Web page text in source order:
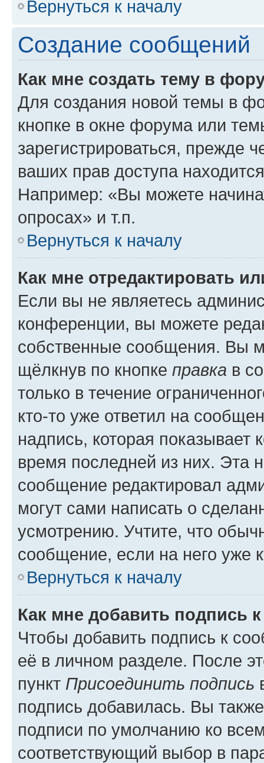
Вернуться к началу
Создание сообщений
Как мне создать тему в
Для создания новой темы в
кнопке в окне форума или
зарегистрироваться, прежде
ваших прав доступа
Например: «Вы можете
опросах» и т.п.
Вернуться к началу
Как мне отредактировать
Если вы не являетесь
конференции, вы можете
собственные сообщения. Вы
щёлкнув по кнопке правка в
только в течение
кто-то уже ответил на
надпись, которая показывает
время последней из них. Эта
сообщение редактировал
могут сами написать о
усмотрению. Учтите, что
сообщение, если на него уже
Вернуться к началу
Как мне добавить подпись
Чтобы добавить подпись к
её в личном разделе. После
пункт Присоединить подпись
подпись добавилась. Вы
подписи по умолчанию ко
соответствующий выбор в